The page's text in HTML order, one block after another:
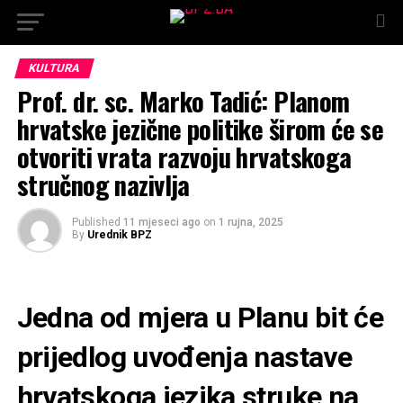
KULTURA
Prof. dr. sc. Marko Tadić: Planom
hrvatske jezične politike širom će se
otvoriti vrata razvoju hrvatskoga
stručnog nazivlja
Published 11 mjeseci ago on 1 rujna, 2025
By Urednik BPZ
Jedna od mjera u Planu bit će
prijedlog uvođenja nastave